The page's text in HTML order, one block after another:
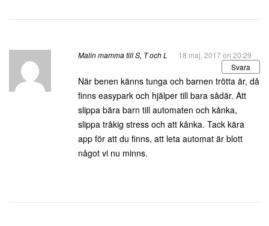
Malin mamma till S, T och L
18 maj, 2017 on 20:29
Svara
När benen känns tunga och barnen trötta är, då
finns easypark och hjälper till bara sådär. Att
slippa bära barn till automaten och kånka,
slippa tråkig stress och att kånka. Tack kära
app för att du finns, att leta automat är blott
något vi nu minns.